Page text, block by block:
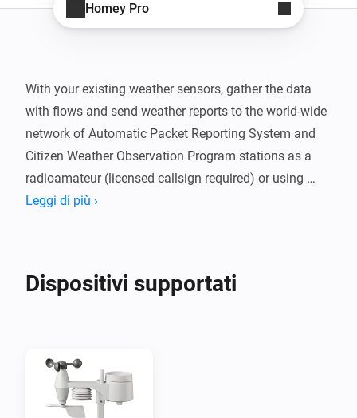
Homey Pro
With your existing weather sensors, gather the data
with flows and send weather reports to the world-wide
network of Automatic Packet Reporting System and
Citizen Weather Observation Program stations as a
radioamateur (licensed callsign required) or using
Citizen Weather Observation Program (CWOP free
weather station's geolocation and published to the
Leggi di più ›
Dispositivi supportati